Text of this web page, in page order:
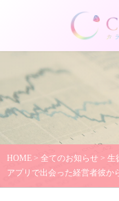
HOME > 全てのお知らせ > 生
アプリで出会った経営者彼か